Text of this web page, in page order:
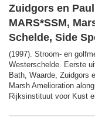
Zuidgors en
MARS*SSM,
Schelde, Side
(1997). Stroom- en
Westerschelde. Eerste
Bath, Waarde, Zuidgors
Marsh Amelioration
Rijksinstituut voor Kust